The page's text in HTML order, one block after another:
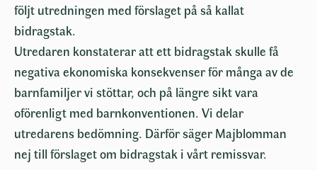
följt utredningen med förslaget på så kallat
bidragstak.
Utredaren konstaterar att ett bidragstak skulle få
negativa ekonomiska konsekvenser för många av de
barnfamiljer vi stöttar, och på längre sikt vara
oförenligt med barnkonventionen. Vi delar
utredarens bedömning. Därför säger Majblomman
nej till förslaget om bidragstak i vårt remissvar.